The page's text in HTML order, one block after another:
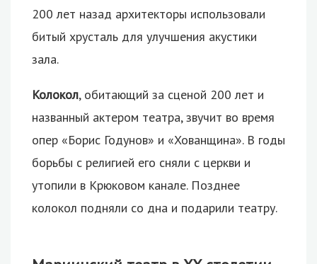
200 лет назад архитекторы использовали
битый хрусталь для улучшения акустики
зала.
Колокол, обитающий за сценой 200 лет и
названный актером театра, звучит во время
опер «Борис Годунов» и «Хованщина». В годы
борьбы с религией его сняли с церкви и
утопили в Крюковом канале. Позднее
колокол подняли со дна и подарили театру.